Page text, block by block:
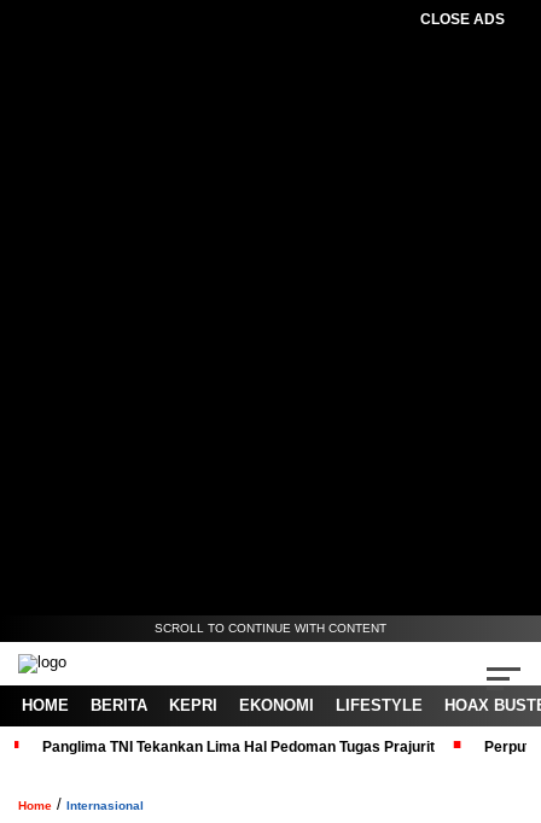
CLOSE ADS
SCROLL TO CONTINUE WITH CONTENT
HOME BERITA KEPRI EKONOMI LIFESTYLE HOAX
Panglima TNI Tekankan Lima Hal Pedoman Tugas Prajurit
Home / Internasional